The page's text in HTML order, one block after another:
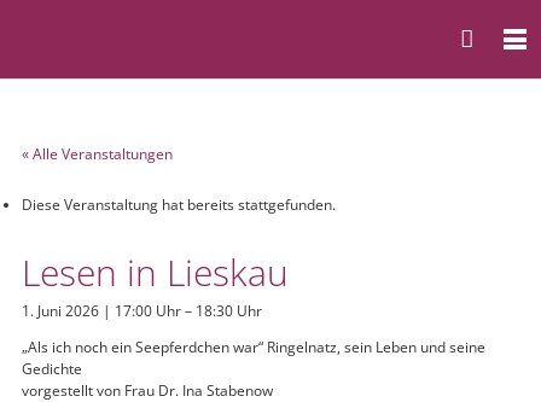
« Alle Veranstaltungen
Diese Veranstaltung hat bereits stattgefunden.
Lesen in Lieskau
1. Juni 2026 | 17:00 Uhr– 18:30 Uhr
„Als ich noch ein Seepferdchen war“ Ringelnatz, sein Leben und seine
Gedichte
vorgestellt von Frau Dr. Ina Stabenow